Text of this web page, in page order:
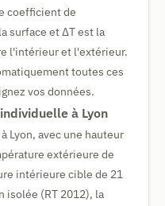
coefficient de
surface et ΔT est la
l'intérieur et l'extérieur.
toutes ces
vos données.
à Lyon
Lyon, avec une hauteur
extérieure de
intérieure cible de 21
isolée (RT 2012), la